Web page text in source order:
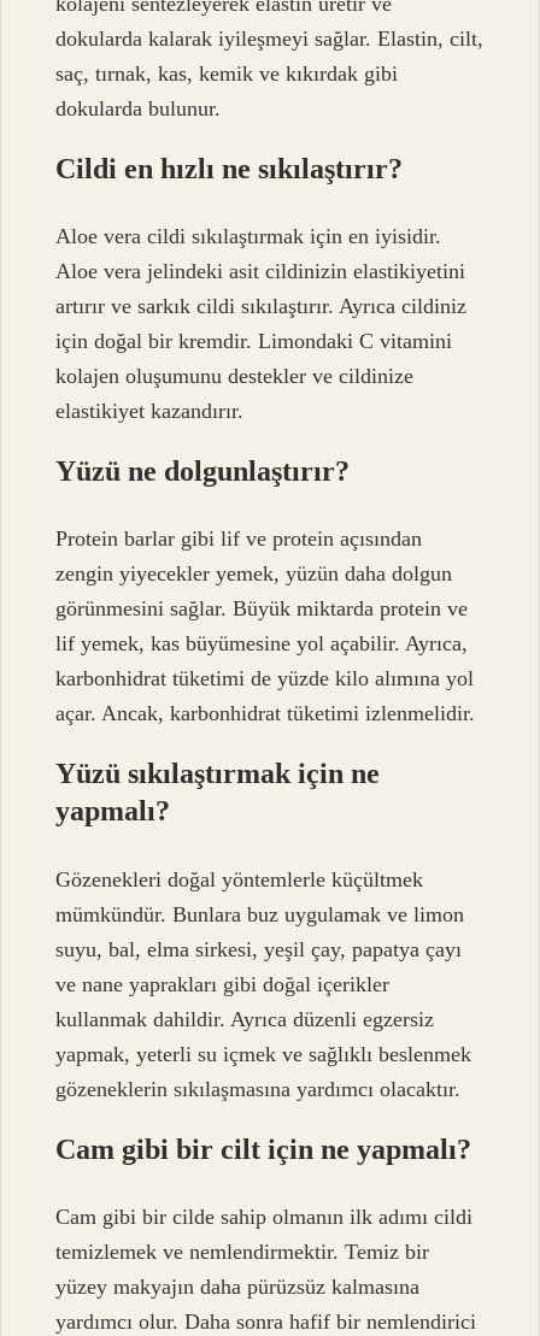
dokularda kalarak iyileşmeyi sağlar. Elastin, cilt,
saç, tırnak, kas, kemik ve kıkırdak gibi
dokularda bulunur.
Cildi en hızlı ne sıkılaştırır?
Aloe vera cildi sıkılaştırmak için en iyisidir.
Aloe vera jelindeki asit cildinizin elastikiyetini
artırır ve sarkık cildi sıkılaştırır. Ayrıca cildiniz
için doğal bir kremdir. Limondaki C vitamini
kolajen oluşumunu destekler ve cildinize
elastikiyet kazandırır.
Yüzü ne dolgunlaştırır?
Protein barlar gibi lif ve protein açısından
zengin yiyecekler yemek, yüzün daha dolgun
görünmesini sağlar. Büyük miktarda protein ve
lif yemek, kas büyümesine yol açabilir. Ayrıca,
karbonhidrat tüketimi de yüzde kilo alımına yol
açar. Ancak, karbonhidrat tüketimi izlenmelidir.
Yüzü sıkılaştırmak için ne
yapmalı?
Gözenekleri doğal yöntemlerle küçültmek
mümkündür. Bunlara buz uygulamak ve limon
suyu, bal, elma sirkesi, yeşil çay, papatya çayı
ve nane yaprakları gibi doğal içerikler
kullanmak dahildir. Ayrıca düzenli egzersiz
yapmak, yeterli su içmek ve sağlıklı beslenmek
gözeneklerin sıkılaşmasına yardımcı olacaktır.
Cam gibi bir cilt için ne yapmalı?
Cam gibi bir cilde sahip olmanın ilk adımı cildi
temizlemek ve nemlendirmektir. Temiz bir
yüzey makyajın daha pürüzsüz kalmasına
yardımcı olur. Daha sonra hafif bir nemlendirici